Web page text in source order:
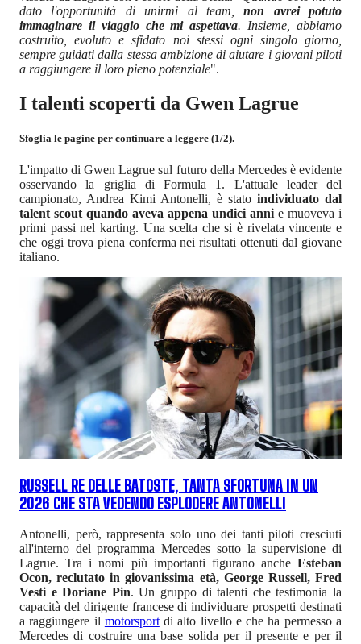
dato l'opportunità di unirmi al team,non avrei potuto
immaginare il viaggio che mi aspettava. Insieme, abbiamo
costruito, evoluto e sfidato noi stessi ogni singolo giorno,
sempre guidati dalla stessa ambizione di aiutare i giovani piloti
a raggiungere il loro pieno potenziale".
I talenti scoperti da Gwen Lagrue
Sfoglia le pagine per continuare a leggere (1/2).
L'impatto di Gwen Lagrue sul futuro della Mercedes è evidente
osservando la griglia di Formula 1. L'attuale leader del
campionato, Andrea Kimi Antonelli, è stato individuato dal
talent scout quando aveva appena undici anni e muoveva i
primi passi nel karting. Una scelta che si è rivelata vincente e
che oggi trova piena conferma nei risultati ottenuti dal giovane
italiano.
RUSSELL RE DELLE BATOSTE, TANTA SFORTUNA IN UN
2026 CHE STA VEDENDO ESPLODERE ANTONELLI
Antonelli, però, rappresenta solo uno dei tanti piloti cresciuti
all'interno del programma Mercedes sotto la supervisione di
Lagrue. Tra i nomi più importanti figurano anche Esteban
Ocon, reclutato in giovanissima età, George Russell, Fred
Vesti e Doriane Pin. Un gruppo di talenti che testimonia la
capacità del dirigente francese di individuare prospetti destinati
a raggiungere il motorsportdi alto livello e che ha permesso a
Mercedes di costruire una base solida per il presente e per il